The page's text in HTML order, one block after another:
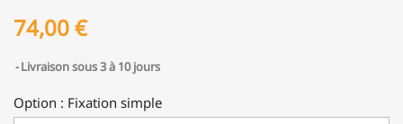
74,00 €
Livraison sous 3 à 10 jours
Option : Fixation simple